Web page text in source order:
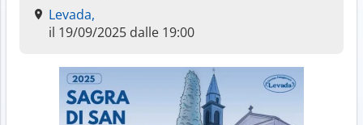
Levada,
il 19/09/2025 dalle 19:00